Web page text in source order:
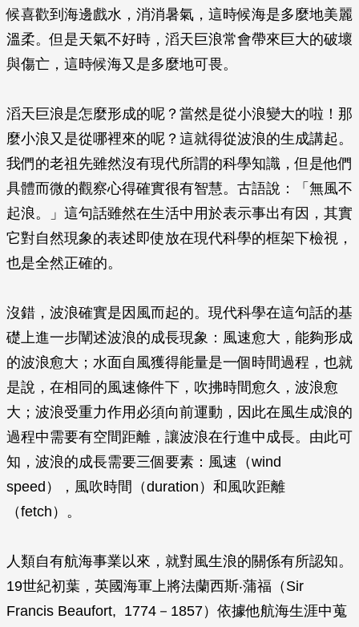
候喜歡到海邊戲水，消消暑氣，這時候海是多麼地美麗
溫柔。但是天氣不好時，滔天巨浪常會帶來巨大的破壞
與傷亡，這時候海又是多麼地可畏。
滔天巨浪是怎麼形成的呢？當然是從小浪變大的啦！那
麼小浪又是從哪裡來的呢？這就得從波浪的生成講起。
我們的老祖先雖然沒有現代所謂的科學知識，但是他們
具體而微的觀察心得確實很有智慧。古語說：「無風不
起浪。」這句話雖然在生活中用於表示事出有因，其實
它對自然現象的表述即使放在現代科學的框架下檢視，
也是全然正確的。
沒錯，波浪確實是因風而起的。現代科學在這句話的基
礎上進一步闡述波浪的成長現象：風速愈大，能夠形成
的波浪愈大；水面自風獲得能量是一個時間過程，也就
是說，在相同的風速條件下，吹拂時間愈久，波浪愈
大；波浪受重力作用必須向前運動，因此在風生成浪的
過程中需要有空間距離，讓波浪在行進中成長。由此可
知，波浪的成長需要三個要素：風速（wind
speed），風吹時間（duration）和風吹距離
（fetch）。
人類自有航海事業以來，就對風生浪的關係有所認知。
19世紀初葉，英國海軍上將法蘭西斯‧蒲福（Sir
Francis Beaufort, 1774－1857）依據他航海生涯中蒐